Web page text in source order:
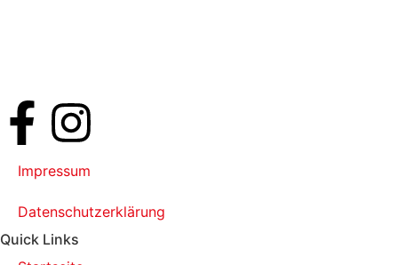
Impressum
Datenschutzerklärung
Quick Links